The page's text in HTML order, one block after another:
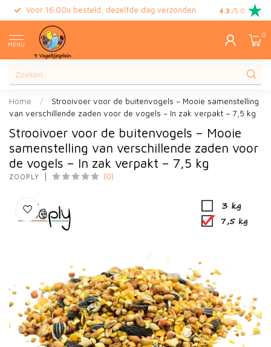
Voor 16.00u besteld, dezelfde dag verzonden Gratis
4.3 /5.0
MENU
0
Home /
Strooivoer voor de buitenvogels – Mooie samenstelling
van verschillende zaden voor de vogels – In zak verpakt – 7,5 kg
Strooivoer voor de buitenvogels – Mooie
samenstelling van verschillende zaden voor
de vogels – In zak verpakt – 7,5 kg
ZOOPLY (0)